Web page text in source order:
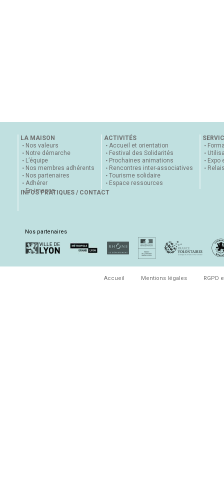
LA MAISON
Nos valeurs
Notre démarche
L’équipe
Nos membres adhérents
Nos partenaires
Adhérer
En images
ACTIVITÉS
Accueil et orientation
Festival des Solidarités
Prochaines animations
Rencontres inter-associatives
Tourisme solidaire
Espace ressources
Expo
INFOS PRATIQUES / CONTACT
Nos partenaires
Accueil Mentions légales RGPD